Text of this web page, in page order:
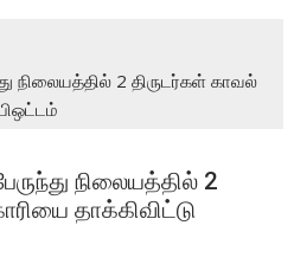
நிலையத்தில் 2 திருடர்கள் காவல்
நிலையத்தில் 2
தாக்கிவிட்டு